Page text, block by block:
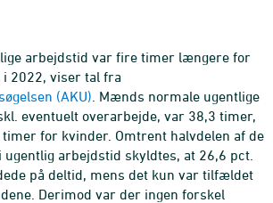
arbejdstid var fire timer længere for
2022, viser tal fra
(AKU) . Mænds normale ugentlige
eventuelt overarbejde, var 38,3 timer,
for kvinder. Omtrent halvdelen af de
arbejdstid skyldtes, at 26,6 pct.
på deltid, mens det kun var tilfældet
Derimod var der ingen forskel